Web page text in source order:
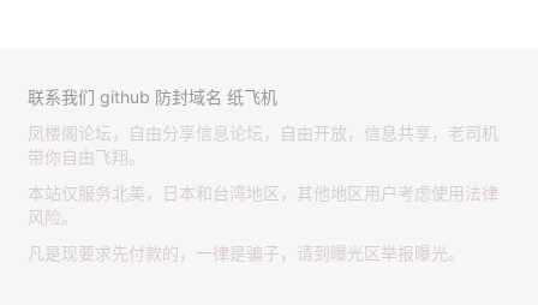
联系我们 github 防封域名 纸飞机
凤楼阁论坛，自由分享信息论坛，自由开放，信息共享，老司机
带你自由飞翔。
本站仅服务北美，日本和台湾地区，其他地区用户考虑使用法律
风险。
凡是现要求先付款的，一律是骗子，请到曝光区举报曝光。